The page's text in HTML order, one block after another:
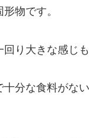
物です。
回り大きな感じ
分な食料がな